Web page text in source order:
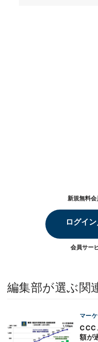
新規無料
ログイ
会員サー
編集部が選ぶ関
マー
CCC
額が